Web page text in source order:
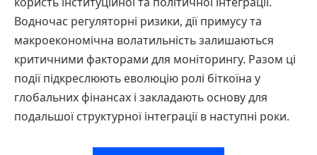
Водночас регуляторні ризики, дії примусу та
макроекономічна волатильність залишаються
критичними факторами для моніторингу. Разом ці
події підкреслюють еволюцію ролі біткоїна у
глобальних фінансах і закладають основу для
подальшої структурної інтеграції в наступні роки.